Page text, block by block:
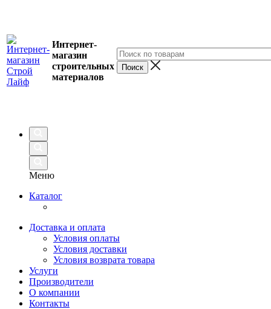
Интернет-
магазин
строительных
материалов
Меню
Каталог
Доставка и оплата
Условия оплаты
Условия доставки
Условия возврата товара
Услуги
Производители
О компании
Контакты